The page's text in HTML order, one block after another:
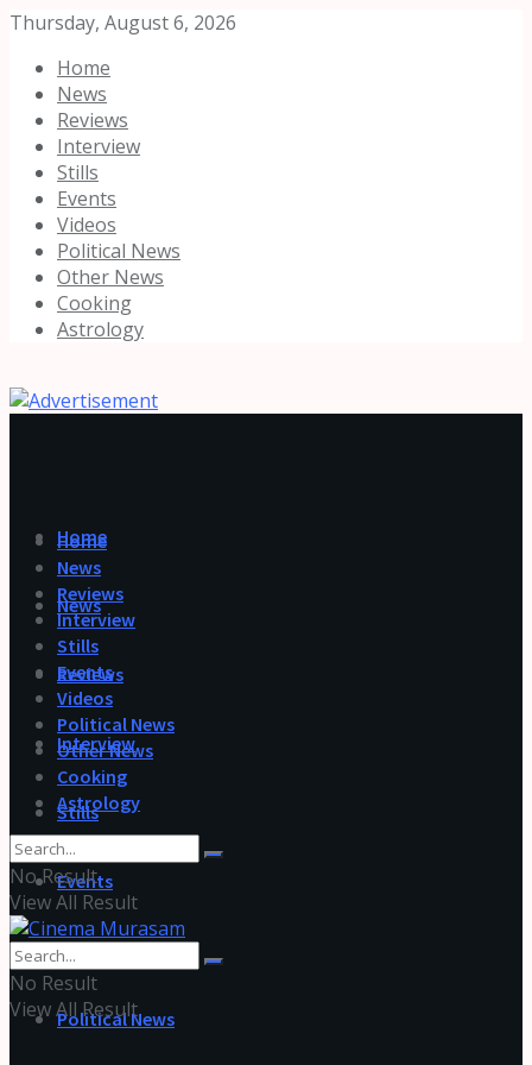
Thursday, August 6, 2026
Home
News
Reviews
Interview
Stills
Events
Videos
Political News
Other News
Cooking
Astrology
Home
News
Reviews
Interview
Stills
Events
Videos
Political News
Home
News
Reviews
Interview
Stills
Events
Videos
Political News
Other News
Cooking
Astrology
No Result
View All Result
No Result
View All Result